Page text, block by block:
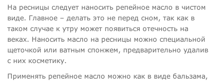
На ресницы следует наносить репейное масло в чистом
виде. Главное – делать это не перед сном, так как в
таком случае к утру может появиться отечность на
веках. Наносить масло на ресницы можно специальной
щеточкой или ватным спонжем, предварительно удалив
с них косметику.
Применять репейное масло можно как в виде бальзама,